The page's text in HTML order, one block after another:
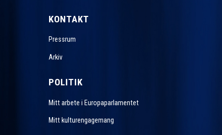
KONTAKT
Pressrum
Arkiv
POLITIK
Mitt arbete i Europaparlamentet
Mitt kulturengagemang